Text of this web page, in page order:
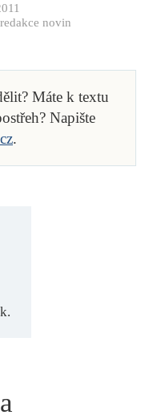
novin
Máte k textu
Napište
.